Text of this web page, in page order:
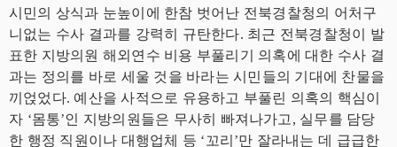
시민의 상식과 눈높이에 한참 벗어난 전북경찰청의 어처구
니없는 수사 결과를 강력히 규탄한다. 최근 전북경찰청이 발
표한 지방의원 해외연수 비용 부풀리기 의혹에 대한 수사 결
과는 정의를 바로 세울 것을 바라는 시민들의 기대에 찬물을
끼얹었다. 예산을 사적으로 유용하고 부풀린 의혹의 핵심이
자 ‘몸통’인 지방의원들은 무사히 빠져나가고, 실무를 담당
한 행정 직원이나 대행업체 등 ‘꼬리’만 잘라내는 데 급급한